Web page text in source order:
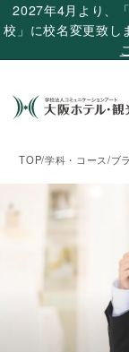
2027年4月より、
校」に校名変更致し
TOP/学科・コース/ブ